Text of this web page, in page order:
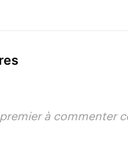
à commenter